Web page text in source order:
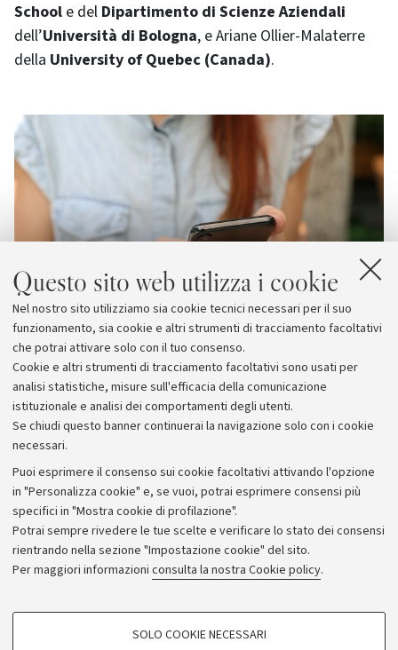
Questo sito web utilizza i cookie
Nel nostro sito utilizziamo sia cookie tecnici necessari per il suo
funzionamento, sia cookie e altri strumenti di tracciamento facoltativi
che potrai attivare solo con il tuo consenso.
Cookie e altri strumenti di tracciamento facoltativi sono usati per
analisi statistiche, misure sull'efficacia della comunicazione
istituzionale e analisi dei comportamenti degli utenti.
Se chiudi questo banner continuerai la navigazione solo con i cookie
necessari.
Puoi esprimere il consenso sui cookie facoltativi attivando l'opzione
in "Personalizza cookie" e, se vuoi, potrai esprimere consensi più
specifici in "Mostra cookie di profilazione".
Potrai sempre rivedere le tue scelte e verificare lo stato dei consensi
rientrando nella sezione "Impostazione cookie" del sito.
Per maggiori informazioni consulta la nostra Cookie policy.
COOKIE DI PROFILAZIONE - FACOLTATIVI
SOLO COOKIE NECESSARI
School e del Dipartimento di Scienze Aziendali
dell’Università di Bologna, e Ariane Ollier-Malaterre
della University of Quebec (Canada).
Archivio
Comunicati stampa
Redazione
Rassegna stampa